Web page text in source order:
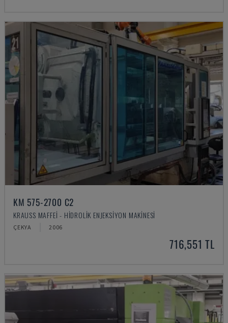
KM 575-2700 C2
KRAUSS MAFFEI - HIDROLIK ENJEKSIYON MAKINESI
ÇEKYA 2006
716,551 TL